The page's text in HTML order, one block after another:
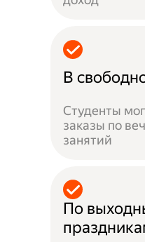
В
Студенты
заказы по
занятий
По